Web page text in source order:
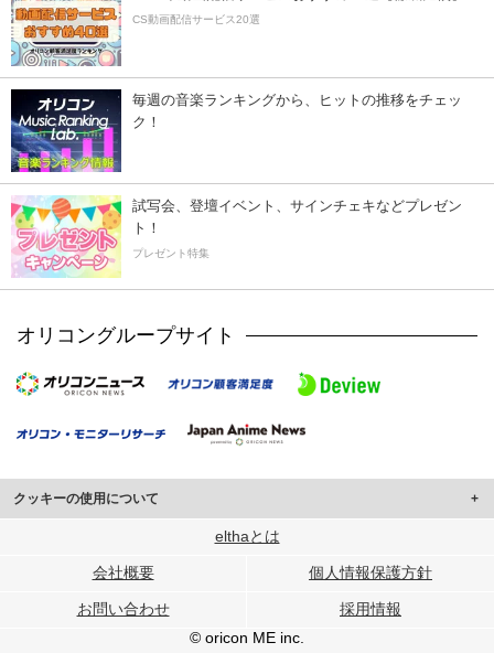
CS動画配信サービス20選
毎週の音楽ランキングから、ヒットの推移をチェッ
ク！
試写会、登壇イベント、サインチェキなどプレゼン
ト！
プレゼント特集
オリコングループサイト
クッキーの使用について
このサイトでは Cookie を使用して、ユーザーに合わせたコンテンツや広告の
行っています。
メディアや広告配信、データ解析の各パートナーに提供しています。
各パートナーは、この情報とユーザーが各パートナーに提供した他の情報や、
ユーザーが各パートナーのサービスを使用したときに収集した他の情報を組み
elthaとは
会社概要 個人情報保護方針
お問い合わせ
採用情報
© oricon ME inc.